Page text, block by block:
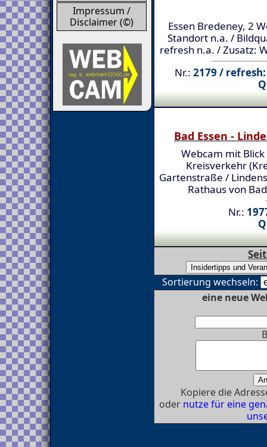
Impressum /
Disclaimer (©)
Essen Bredeney, 2
Standort n.a. /
refresh n.a. / Zusatz:
Nr.: 2179 /
Bad Essen -
Webcam mit
Kreisverkehr
Gartenstraße /
Rathaus von
Nr.:
Sortierung wechseln:
eine neue
Kopiere die
oder nutze für eine